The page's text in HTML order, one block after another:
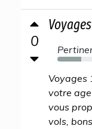
0
57%
Voyages
votre
vous
vols,